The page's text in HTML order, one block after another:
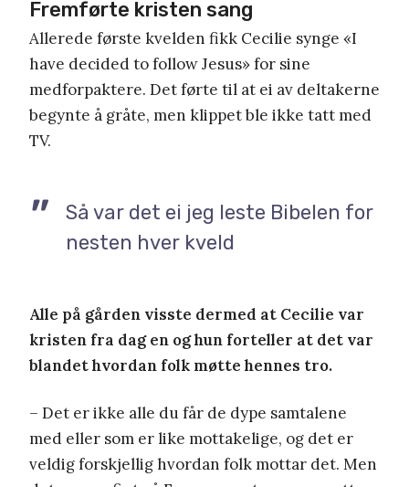
Fremførte kristen sang
Allerede første kvelden fikk Cecilie synge «I
have decided to follow Jesus» for sine
medforpaktere. Det førte til at ei av deltakerne
begynte å gråte, men klippet ble ikke tatt med
TV.
Så var det ei jeg leste Bibelen for
nesten hver kveld
Alle på gården visste dermed at Cecilie var
kristen fra dag en og hun forteller at det var
blandet hvordan folk møtte hennes tro.
– Det er ikke alle du får de dype samtalene
med eller som er like mottakelige, og det er
veldig forskjellig hvordan folk mottar det. Men